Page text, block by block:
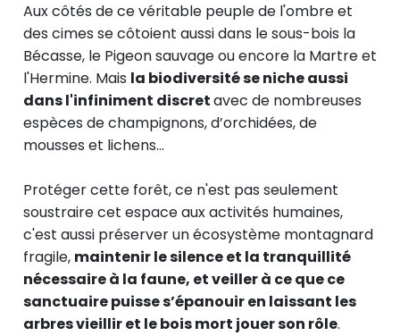
Aux côtés de ce véritable peuple de l'ombre et
des cimes se côtoient aussi dans le sous-bois la
Bécasse, le Pigeon sauvage ou encore la Martre et
l'Hermine. Mais la biodiversité se niche aussi
dansl'infiniment discretavec de nombreuses
espèces de champignons, d’orchidées, de
mousses et lichens…
Protéger cette forêt, ce n'est pas seulement
soustraire cet espace aux activités humaines,
c'est aussi préserver un écosystème montagnard
fragile, maintenir le silence et la tranquillité
nécessaire à la faune, et veiller à ce que ce
sanctuaire puisse s’épanouir en laissant les
arbres vieillir et le bois mort jouer son rôle.